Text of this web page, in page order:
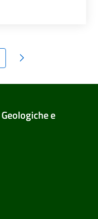
pagina seguente
e